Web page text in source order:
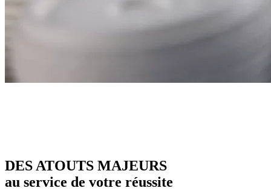
DES ATOUTS MAJEURS
au service de votre réussite